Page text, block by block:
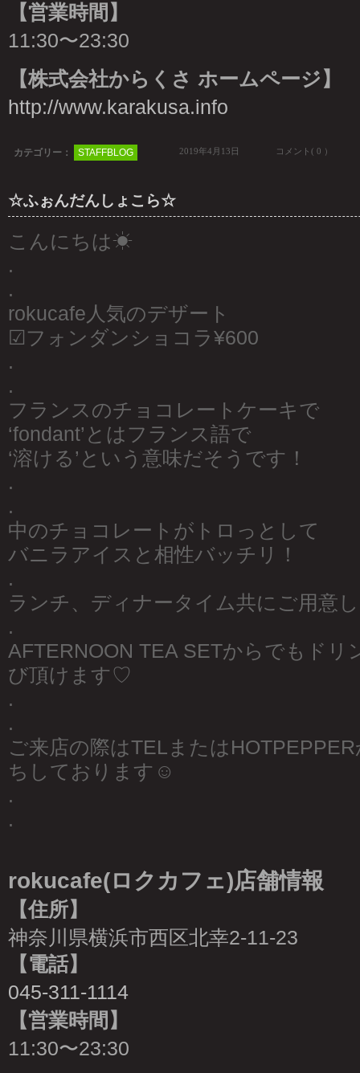
【営業時間】
11:30〜23:30
【株式会社からくさ ホームページ】
http://www.karakusa.info
カテゴリー： STAFFBLOG 2019年4月13日 コメント( 0 ）
☆ふぉんだんしょこら☆
こんにちは☀︎
.
.
rokucafe人気のデザート
☑︎フォンダンショコラ¥600
.
.
フランスのチョコレートケーキで
‘fondant’とはフランス語で
‘溶ける’という意味だそうです！
.
.
中のチョコレートがトロっとして
バニラアイスと相性バッチリ！
.
ランチ、ディナータイム共にご用意
.
AFTERNOON TEA SETからでもドリ
び頂けます♡
.
.
ご来店の際はTELまたは
ちしております☺︎
.
.
rokucafe(ロクカフェ)店舗情報
【住所】
神奈川県横浜市西区北幸2-11-23
【電話】
045-311-1114
【営業時間】
11:30〜23:30